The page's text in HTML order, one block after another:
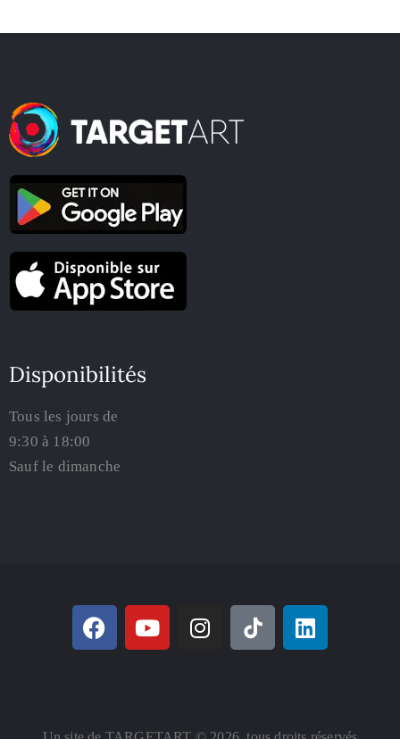
Disponibilités
Tous les jours de
9:30 à 18:00
Sauf le dimanche